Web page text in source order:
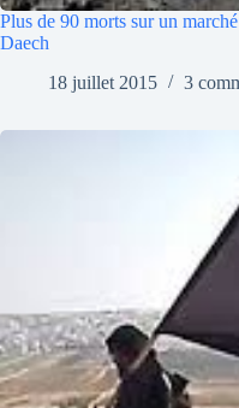
Plus de 90 morts sur un
Daech
18 juillet 2015
3